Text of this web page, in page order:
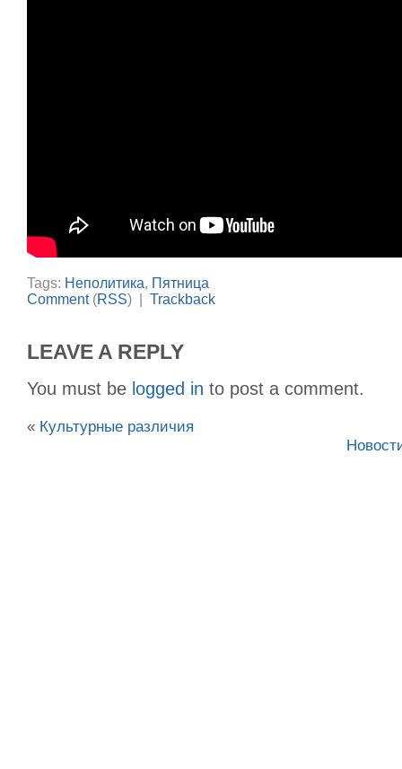
Tags: Неполитика, Пятница
Comment(RSS) | Trackback
LEAVE A REPLY
You must be logged in to post a comment.
« Культурные различия